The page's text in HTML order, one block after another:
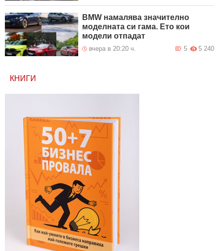
BMW намалява значително
моделната си гама. Ето кои
модели отпадат
вчера в 20:20 ч. 5 240
5
КНИГИ